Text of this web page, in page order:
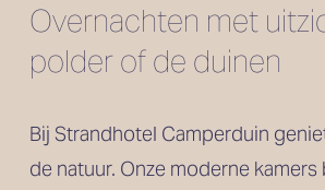
Overnachten met
polder of de duinen
Bij Strandhotel Camperduin
de natuur. Onze moderne